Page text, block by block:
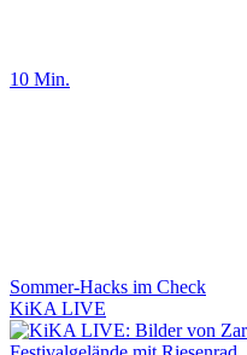
10 Min.
Sommer-Hacks im Check
KiKA LIVE